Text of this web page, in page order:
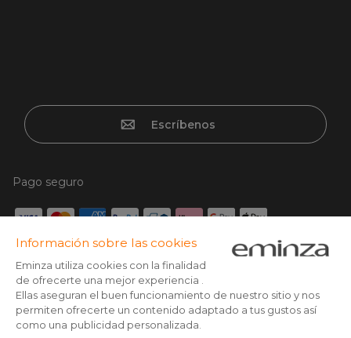
Escríbenos
Pago seguro
Tarjeta de crédito, Paypal, Transferencia bancaria, Klarna x3
con tarjeta sin cargos, Google/Apple pay
Síguenos en: